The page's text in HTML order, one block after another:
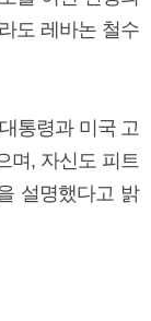
도 레바논 철수
통령과 미국 고
며, 자신도 피트
설명했다고 밝